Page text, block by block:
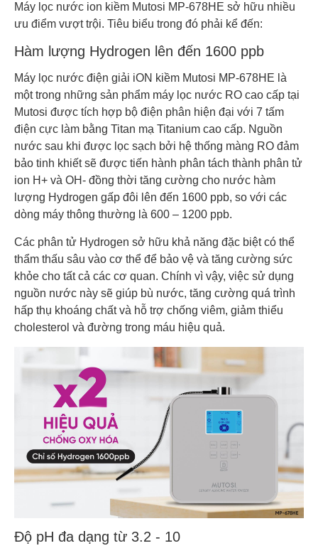
Máy lọc nước ion kiềm Mutosi MP-678HE sở hữu nhiều
ưu điểm vượt trội. Tiêu biểu trong đó phải kể đến:
Hàm lượng Hydrogen lên đến 1600 ppb
Máy lọc nước điện giải iON kiềm Mutosi MP-678HE là
một trong những sản phẩm máy lọc nước RO cao cấp tại
Mutosi được tích hợp bộ điện phân hiện đại với 7 tấm
điện cực làm bằng Titan mạ Titanium cao cấp. Nguồn
nước sau khi được lọc sạch bởi hệ thống màng RO đảm
bảo tinh khiết sẽ được tiến hành phân tách thành phân tử
ion H+ và OH- đồng thời tăng cường cho nước hàm
lượng Hydrogen gấp đôi lên đến 1600 ppb, so với các
dòng máy thông thường là 600 – 1200 ppb.
Các phân tử Hydrogen sở hữu khả năng đặc biệt có thể
thẩm thấu sâu vào cơ thể để bảo vệ và tăng cường sức
khỏe cho tất cả các cơ quan. Chính vì vậy, việc sử dụng
nguồn nước này sẽ giúp bù nước, tăng cường quá trình
hấp thụ khoáng chất và hỗ trợ chống viêm, giảm thiểu
cholesterol và đường trong máu hiệu quả.
Độ pH đa dạng từ 3.2 - 10